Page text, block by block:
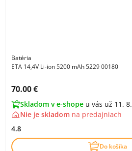
Batéria
ETA 14,4V Li-ion 5200 mAh 5229 00180
Cena s DPH:
70.00 €
Skladom v e-shope u vás už 11. 8.
Nie je skladom na predajniach
4.8
Do košíka